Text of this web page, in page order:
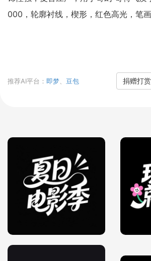
000，轮廓衬线，楔形，红色高光，笔画
推荐AI平台： 即梦 豆包 捐赠打赏